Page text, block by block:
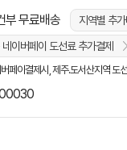
부 무료배송 지역별 추가
이버페이 도선료 추가결제
페이결제시, 제주.도서산지역 도